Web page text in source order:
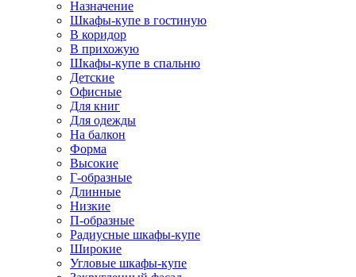
Назначение
Шкафы-купе в гостиную
В коридор
В прихожую
Шкафы-купе в спальню
Детские
Офисные
Для книг
Для одежды
На балкон
Форма
Высокие
Г-образные
Длинные
Низкие
П-образные
Радиусные шкафы-купе
Широкие
Угловые шкафы-купе